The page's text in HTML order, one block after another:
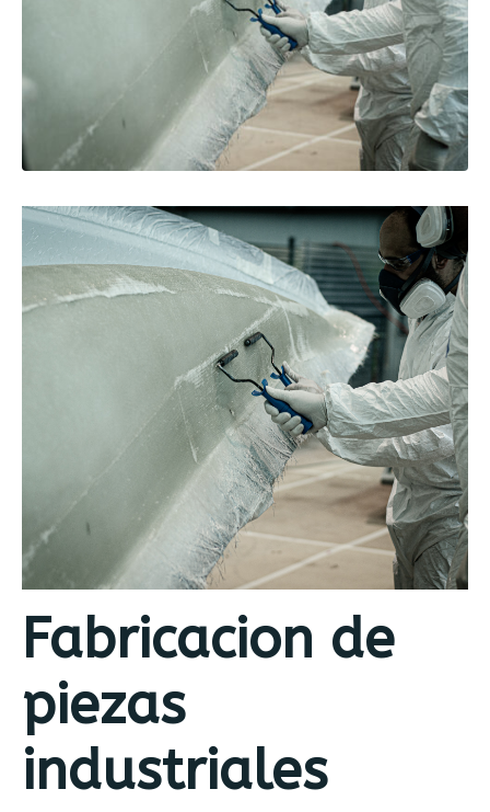
Fabricacion de
piezas
industriales